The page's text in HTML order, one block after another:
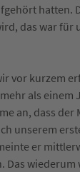
hatten.
das war für
vor kurzem
als einem
an, dass
unserem
er
Das